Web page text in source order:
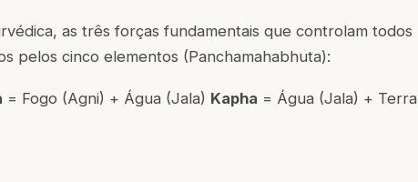
as três forças fundamentais que controlam todos
pelos cinco elementos (Panchamahabhuta):
= Fogo (Agni) + Água (Jala) Kapha = Água (Jala) + Terra